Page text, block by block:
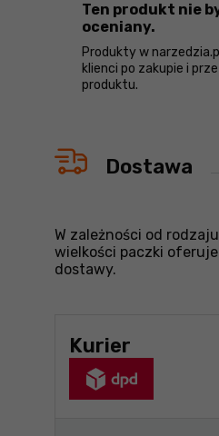
Ten produkt nie
oceniany.
Produkty w
klienci po zakupie i
produktu.
Dostawa
W zależności od
wielkości paczki
dostawy.
Kurier